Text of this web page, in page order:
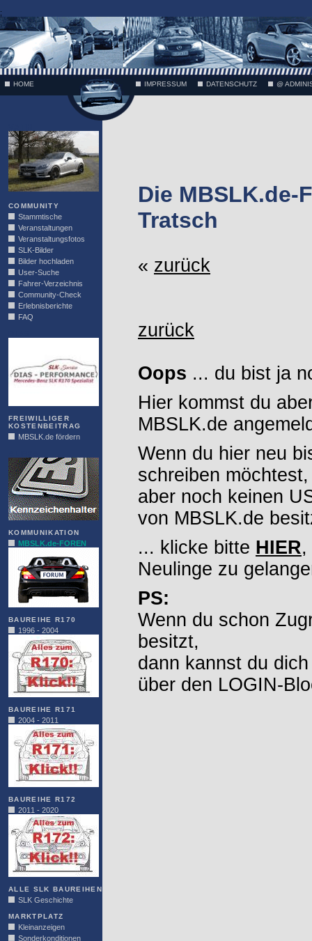
;
HOME IMPRESSUM DATENSCHUTZ @
COMMUNITY
Stammtische
Veranstaltungen
Veranstaltungsfotos
SLK-Bilder
Bilder hochladen
User-Suche
Fahrer-Verzeichnis
Community-Check
Erlebnisberichte
FAQ
FREIWILLIGER
KOSTENBEITRAG
MBSLK.de fördern
KOMMUNIKATION
MBSLK.de-FOREN
BAUREIHE R170
1996 - 2004
BAUREIHE R171
2004 - 2011
BAUREIHE R172
2011 - 2020
ALLE SLK BAUREIHEN
SLK Geschichte
MARKTPLATZ
Kleinanzeigen
Sonderkonditionen
Die MBSLK.de-
Tratsch
« zurück
zurück
Oops ... du bist ja
Hier kommst du
MBSLK.de
Wenn du hier neu
schreiben möchtest,
aber noch keinen
von MBSLK.de
... klicke bitte HIER,
Neulinge zu
PS:
Wenn du schon
besitzt,
dann kannst du
über den LOGIN-